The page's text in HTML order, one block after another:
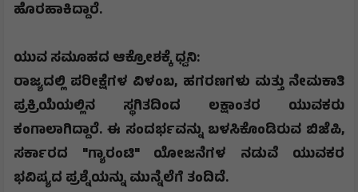
ಹೊರಹಾಕಿದ್ದಾರೆ.
​ಯುವ ಸಮೂಹದ ಆಕ್ರೋಶಕ್ಕೆ ಧ್ವನಿ:
​ರಾಜ್ಯದಲ್ಲಿ ಪರೀಕ್ಷೆಗಳ ವಿಳಂಬ, ಹಗರಣಗಳು ಮತ್ತು ನೇಮಕಾತಿ
ಪ್ರಕ್ರಿಯೆಯಲ್ಲಿನ ಸ್ಥಗಿತದಿಂದ ಲಕ್ಷಾಂತರ ಯುವಕರು
ಕಂಗಾಲಾಗಿದ್ದಾರೆ. ಈ ಸಂದರ್ಭವನ್ನು ಬಳಸಿಕೊಂಡಿರುವ ಬಿಜೆಪಿ,
ಸರ್ಕಾರದ "ಗ್ಯಾರಂಟಿ" ಯೋಜನೆಗಳ ನಡುವೆ ಯುವಕರ
ಭವಿಷ್ಯದ ಪ್ರಶ್ನೆಯನ್ನು ಮುನ್ನೆಲೆಗೆ ತಂದಿದೆ.